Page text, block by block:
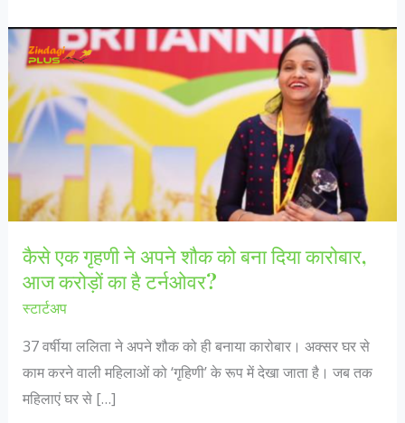
कैसे एक गृहणी ने अपने शौक को बना दिया कारोबार,
आज करोड़ों का है टर्नओवर?
स्टार्टअप
37 वर्षीया ललिता ने अपने शौक को ही बनाया कारोबार। अक्सर घर से
काम करने वाली महिलाओं को ‘गृहिणी’ के रूप में देखा जाता है। जब तक
महिलाएं घर से […]